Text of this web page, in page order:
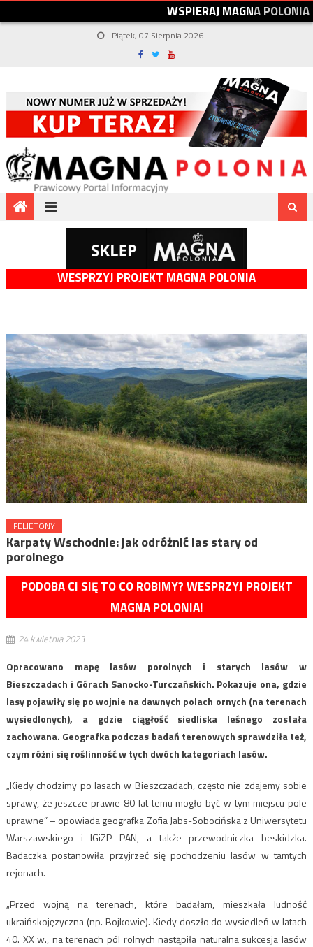
WSPIERAJMAGNAPOLONIA
Piątek, 07 Sierpnia 2026
WESPRZYJ PROJEKT MAGNA POLONIA
FELIETONY
Karpaty Wschodnie: jak odróżnić las stary od
porolnego
PODOBA CI SIĘ TO CO ROBIMY? WESPRZYJ PROJEKT
MAGNA POLONIA!
24 kwietnia 2023
Opracowano mapę lasów porolnych i starych lasów w
Bieszczadach i Górach Sanocko-Turczańskich. Pokazuje ona, gdzie
lasy pojawiły się po wojnie na dawnych polach ornych (na terenach
wysiedlonych), a gdzie ciągłość siedliska leśnego została
zachowana. Geografka podczas badań terenowych sprawdziła też,
czym różni się roślinność w tych dwóch kategoriach lasów.
„Kiedy chodzimy po lasach w Bieszczadach, często nie zdajemy sobie
sprawy, że jeszcze prawie 80 lat temu mogło być w tym miejscu pole
uprawne” – opowiada geografka Zofia Jabs-Sobocińska z Uniwersytetu
Warszawskiego i IGiZP PAN, a także przewodniczka beskidzka.
Badaczka postanowiła przyjrzeć się pochodzeniu lasów w tamtych
rejonach.
„Przed wojną na terenach, które badałam, mieszkała ludność
ukraińskojęzyczna (np. Bojkowie). Kiedy doszło do wysiedleń w latach
40. XX w., na terenach pól rolnych nastąpiła naturalna sukcesja lasów